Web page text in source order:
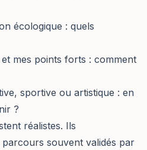
écologique : quels
mes points forts : comment
sportive ou artistique : en
?
réalistes. Ils
souvent validés par